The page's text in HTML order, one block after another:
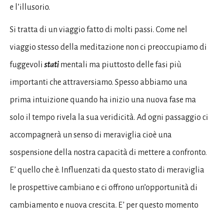
e l’illusorio.
Si tratta di un viaggio fatto di molti passi. Come nel
viaggio stesso della meditazione non ci preoccupiamo di
fuggevoli statimentali ma piuttosto delle fasi più
importanti che attraversiamo. Spesso abbiamo una
prima intuizione quando ha inizio una nuova fase ma
solo il tempo rivela la sua veridicità. Ad ogni passaggio ci
accompagnerà un senso di meraviglia cioè una
sospensione della nostra capacità di mettere a confronto.
E’ quello che è. Influenzati da questo stato di meraviglia
le prospettive cambiano e ci offrono un’opportunità di
cambiamento e nuova crescita. E’ per questo momento